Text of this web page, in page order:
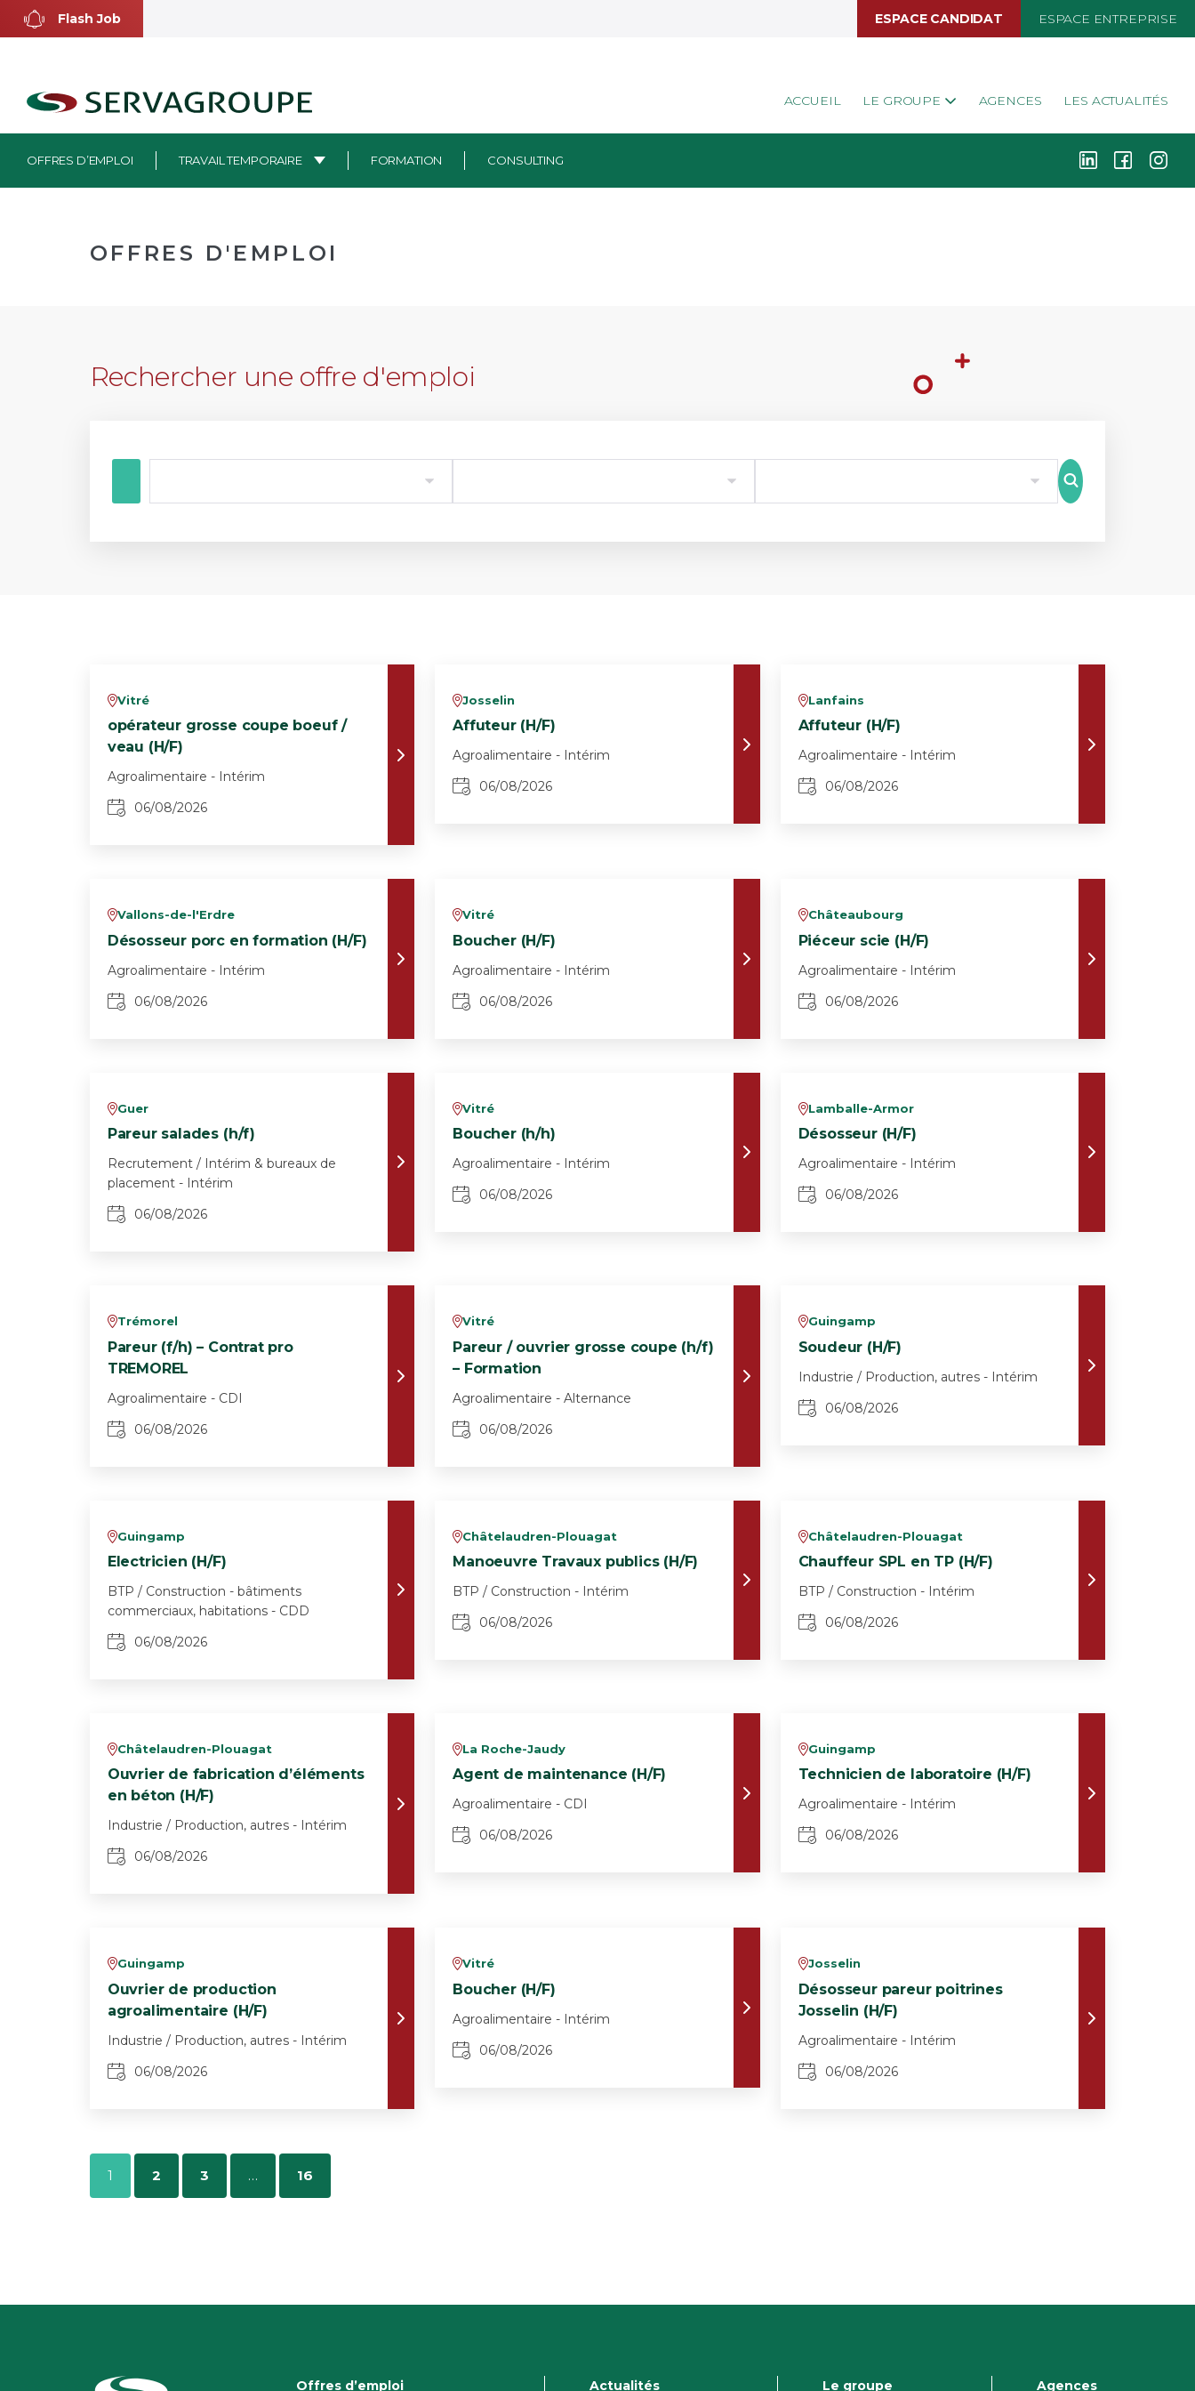
Aller
Flash Job ESPACE CANDIDAT ESPACE ENTREPRISE
ACCUEIL LE GROUPE AGENCES LES ACTUALITÉS
OFFRES D’EMPLOI TRAVAIL TEMPORAIRE FORMATION CONSULTING k i j
OFFRES D'EMPLOI
Rechercher une offre d'emploi
8
vVitré
opérateur grosse coupe boeuf /
veau (H/F)
Agroalimentaire - Intérim
06/08/2026
vJosselin
Affuteur (H/F)
Agroalimentaire - Intérim
06/08/2026
vLanfains
Affuteur (H/F)
Agroalimentaire - Intérim
06/08/2026
vVallons-de-l'Erdre
Désosseur porc en formation (H/F)
Agroalimentaire - Intérim
06/08/2026
vVitré
Boucher (H/F)
Agroalimentaire - Intérim
06/08/2026
vChâteaubourg
Piéceur scie (H/F)
Agroalimentaire - Intérim
06/08/2026
vGuer
Pareur salades (h/f)
Recrutement / Intérim & bureaux de
placement - Intérim
06/08/2026
vVitré
Boucher (h/h)
Agroalimentaire - Intérim
06/08/2026
vLamballe-Armor
Désosseur (H/F)
Agroalimentaire - Intérim
06/08/2026
vTrémorel
Pareur (f/h) – Contrat pro
TREMOREL
Agroalimentaire - CDI
06/08/2026
vVitré
Pareur / ouvrier grosse coupe (h/f)
– Formation
Agroalimentaire - Alternance
06/08/2026
vGuingamp
Soudeur (H/F)
Industrie / Production, autres - Intérim
06/08/2026
vGuingamp
Electricien (H/F)
BTP / Construction - bâtiments
commerciaux, habitations - CDD
06/08/2026
vChâtelaudren-Plouagat
Manoeuvre Travaux publics (H/F)
BTP / Construction - Intérim
06/08/2026
vChâtelaudren-Plouagat
Chauffeur SPL en TP (H/F)
BTP / Construction - Intérim
06/08/2026
vChâtelaudren-Plouagat
Ouvrier de fabrication d’éléments
en béton (H/F)
Industrie / Production, autres - Intérim
06/08/2026
vLa Roche-Jaudy
Agent de maintenance (H/F)
Agroalimentaire - CDI
06/08/2026
vGuingamp
Technicien de laboratoire (H/F)
Agroalimentaire - Intérim
06/08/2026
vGuingamp
Ouvrier de production
agroalimentaire (H/F)
Industrie / Production, autres - Intérim
06/08/2026
vVitré
Boucher (H/F)
Agroalimentaire - Intérim
06/08/2026
vJosselin
Désosseur pareur poitrines
Josselin (H/F)
Agroalimentaire - Intérim
06/08/2026
1 2 3 … 16
Offres d’emploi Actualités Le groupe Agences